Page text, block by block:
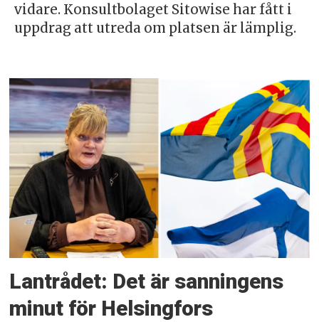
vidare. Konsultbolaget Sitowise har fått i
uppdrag att utreda om platsen är lämplig.
Lantrådet: Det är sanningens
minut för Helsingfors